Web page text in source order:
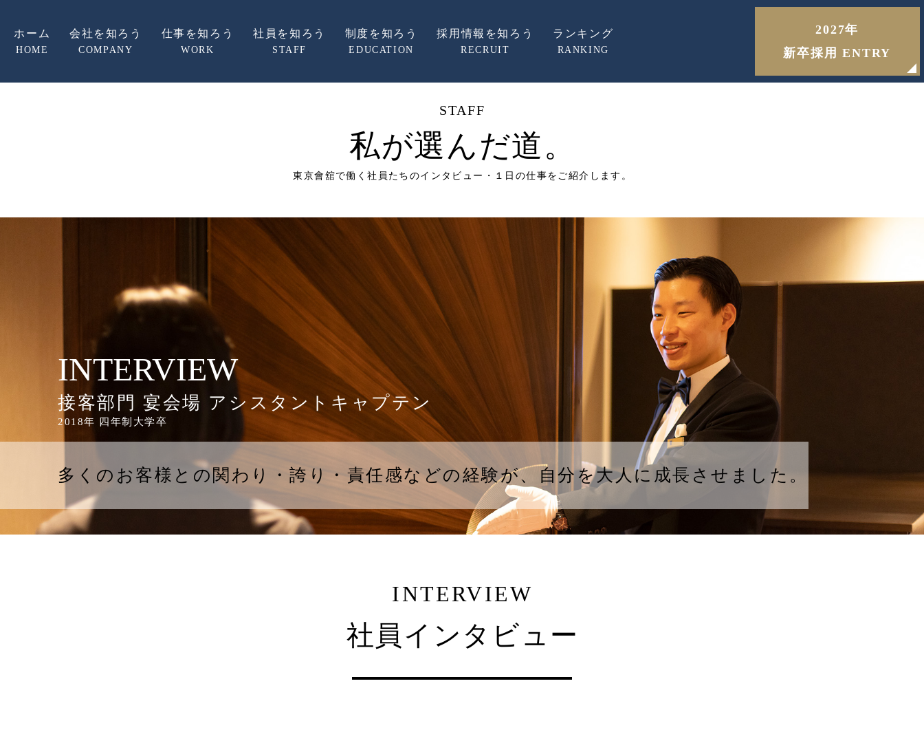
ホーム
HOME
会社を知ろう
COMPANY
仕事を知ろう
WORK
社員を知ろう
STAFF
制度を知ろう
EDUCATION
採用情報を知ろう
RECRUIT
ランキング
RANKING
2027年
新卒採用 ENTRY
STAFF
私が選んだ道。
東京會舘で働く社員たちのインタビュー・ １日の仕事をご紹介します。
INTERVIEW
接客部門 宴会場 アシスタントキャプテン
2018年 四年制大学卒
多くのお客様との関わり・誇り・責任感などの経験が、自分を大人に成長させました。
INTERVIEW
社員インタビュー